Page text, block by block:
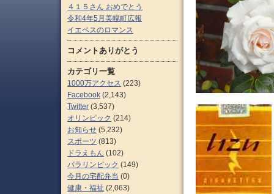
４１５さん おめでとう
令和4年5月美幌町広報
イエペスのロマンス
コメントありがとう
カテゴリ一覧
1000万アクセス (223)
Facebook (2,143)
Twitter (3,537)
オリンピック (214)
お知らせ (5,232)
スポーツ (813)
ドラえもん (102)
パラリンピック (149)
今月の宅配弁当 (0)
健康・福祉 (2,063)